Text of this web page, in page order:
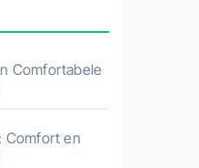
Comfortabele
Comfort en